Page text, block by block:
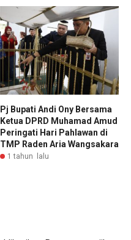
Pj Bupati Andi Ony Bersama
Ketua DPRD Muhamad Amud
Peringati Hari Pahlawan di
TMP Raden Aria Wangsakara
1 tahun lalu